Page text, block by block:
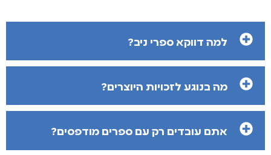
למה דווקא ספרי ניב?
מה בנוגע לזכויות היוצרים?
אתם עובדים רק עם ספרים מודפסים?